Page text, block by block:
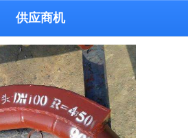
供应商机